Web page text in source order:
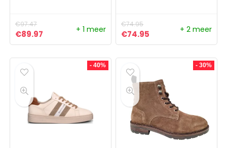
€97.47
Oorspronkelijke prijs was: €97.47.
€89.97 Huidige prijs is: €89.97.
+ 1 meer
€74.95
Oorspronkelijke prijs
€74.95 Huidige prijs is:
+ 2 meer
- 40% - 30%